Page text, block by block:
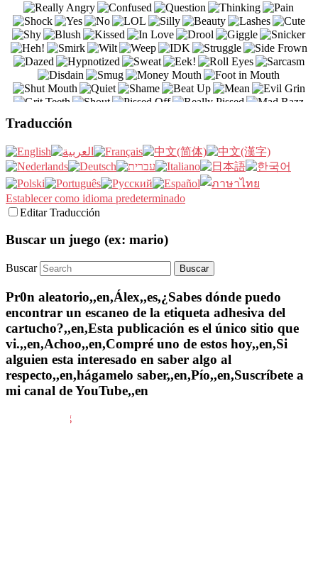
Traducción
Establecer como idioma predeterminado
Editar Traducción
Buscar un juego (ex: mario)
Buscar
Pr0n aleatorio,,en,Álex,,es,¿Sabes dónde puedo
encontrar un escaneo de la etiqueta adhesiva del
cartucho?,,en,Esta publicación es el único sitio que
vi.,,en,Achoo,,en,Compré uno de estos hoy,,en,Si
alguien esta interesado en saber algo al
respecto,,en,hágamelo saber,,en,Pío,,en,Suscríbete a
mi canal de YouTube,,en